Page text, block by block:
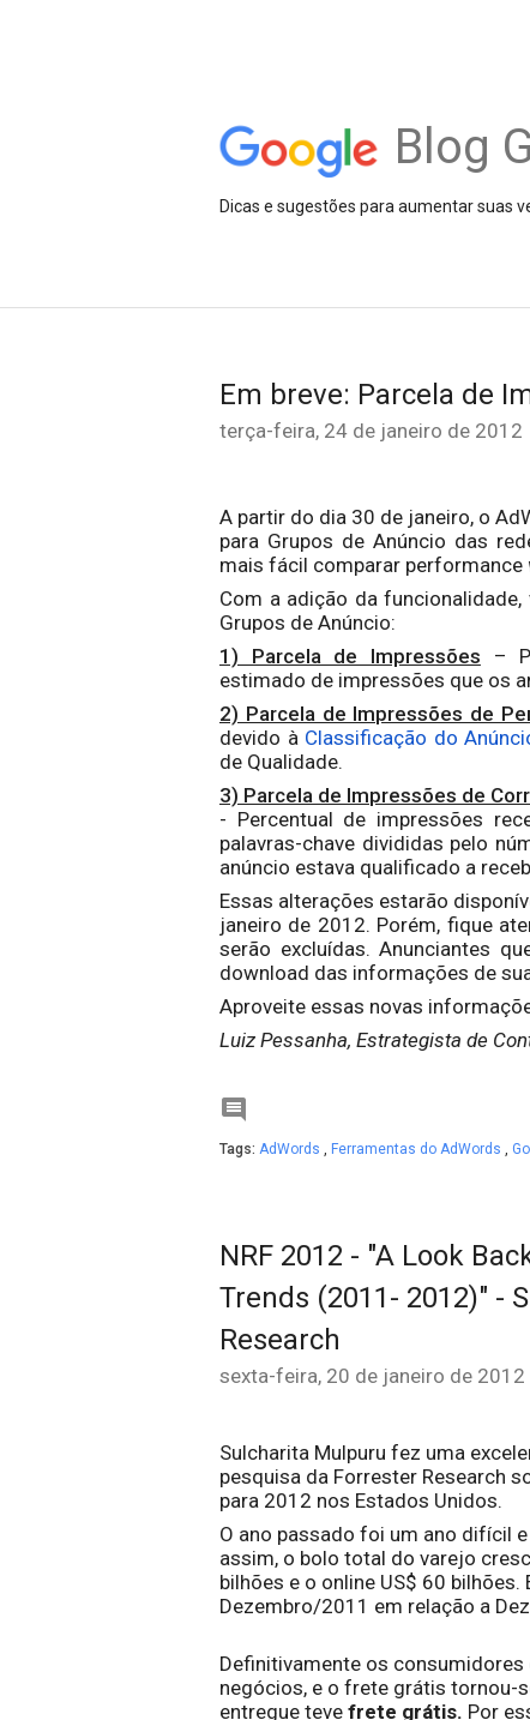
Blog
Dicas e sugestões para aumentar suas
Em breve: Parcela de
terça-feira, 24 de janeiro de 2012
A partir do dia 30 de janeiro, o
para Grupos de Anúncio das
mais fácil comparar performance
Com a adição da
Grupos de Anúncio:
1) Parcela de Impressões –
estimado de impressões que os
2) Parcela de Impressões de
devido à Classificação do
de Qualidade.
3) Parcela de Impressões de
- Percentual de impressões
palavras-chave divididas pelo
anúncio estava qualificado a
Essas alterações estarão
janeiro de 2012. Porém, fique
serão excluídas. Anunciantes
download das informações de
Aproveite essas novas
Luiz Pessanha, Estrategista de

Tags: AdWords , Ferramentas do AdWords ,
NRF 2012 - "A Look
Trends (2011- 2012)" -
Research
sexta-feira, 20 de janeiro de 2012
Sulcharita Mulpuru fez uma
pesquisa da Forrester Research
para 2012 nos Estados Unidos.
O ano passado foi um ano difícil
assim, o bolo total do varejo
bilhões e o online US$ 60
Dezembro/2011 em relação a
Definitivamente os
negócios, e o frete grátis tornou-
entregue teve frete grátis. Por